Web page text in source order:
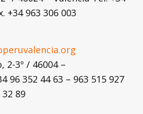
+34 963 306 003
2-3º / 46004 –
96 352 44 63 – 963 515 927
32 89